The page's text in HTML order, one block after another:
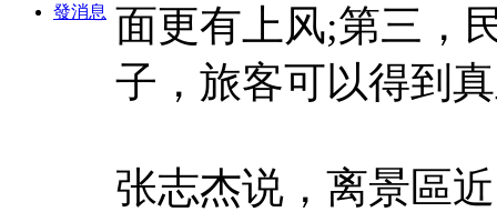
發消息 面更有上风;第三，
子，旅客可以得到
张志杰说，离景區